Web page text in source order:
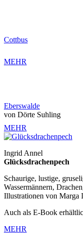
Cottbus
MEHR
Eberswalde
von Dörte Suhling
MEHR
Ingrid Annel
Glücksdrachenpech
Schaurige, lustige,
Wassermännern,
Illustrationen von Marga
Auch als E-Book
MEHR